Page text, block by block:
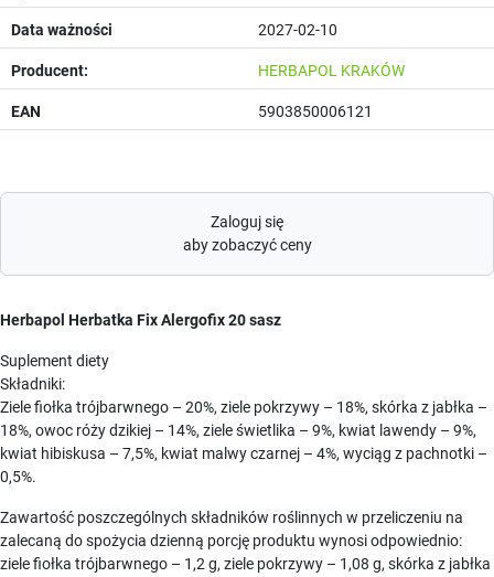
Data ważności 2027-02-10
Producent: HERBAPOL KRAKÓW
EAN 5903850006121
Zaloguj się
aby zobaczyć ceny
Herbapol Herbatka Fix Alergofix 20 sasz
Suplement diety
Składniki:
Ziele fiołka trójbarwnego – 20%, ziele pokrzywy – 18%, skórka z jabłka –
18%, owoc róży dzikiej – 14%, ziele świetlika – 9%, kwiat lawendy – 9%,
kwiat hibiskusa – 7,5%, kwiat malwy czarnej – 4%, wyciąg z pachnotki –
0,5%.
Zawartość poszczególnych składników roślinnych w przeliczeniu na
zalecaną do spożycia dzienną porcję produktu wynosi odpowiednio:
ziele fiołka trójbarwnego – 1,2 g, ziele pokrzywy – 1,08 g, skórka z jabłka